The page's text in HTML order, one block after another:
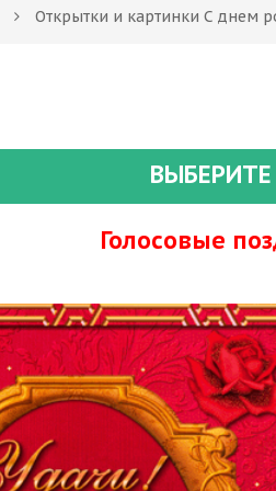
Открытки и картинки С днем
Голосовые